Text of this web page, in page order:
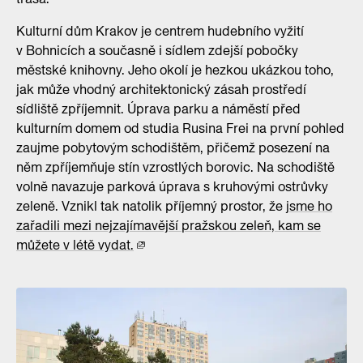
Kulturní dům Krakov je centrem hudebního vyžití
v Bohnicích a současně i sídlem zdejší pobočky
městské knihovny. Jeho okolí je hezkou ukázkou toho,
jak může vhodný architektonický zásah prostředí
sídliště zpříjemnit. Úprava parku a náměstí před
kulturním domem od studia Rusina Frei na první pohled
zaujme pobytovým schodištěm, přičemž posezení na
něm zpříjemňuje stín vzrostlých borovic. Na schodiště
volně navazuje parková úprava s kruhovými ostrůvky
zeleně. Vznikl tak natolik příjemný prostor, že jsme ho
zařadili mezi nejzajímavější pražskou zeleň, kam se
můžete v létě vydat.